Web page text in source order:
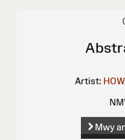
Artist:
Mwy